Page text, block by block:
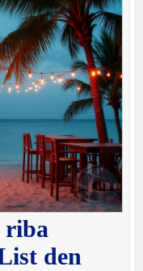
riba
den